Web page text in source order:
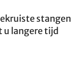
stangen
u langere tijd